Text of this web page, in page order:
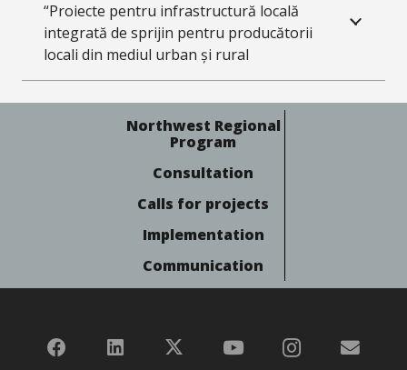
“Proiecte pentru infrastructură locală
integrată de sprijin pentru producătorii
locali din mediul urban și rural
Northwest Regional
Program
Consultation
Calls for projects
Implementation
Communication